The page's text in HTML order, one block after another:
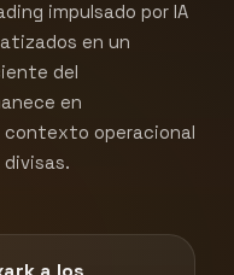
impulsado por IA
en un
del
en
operacional